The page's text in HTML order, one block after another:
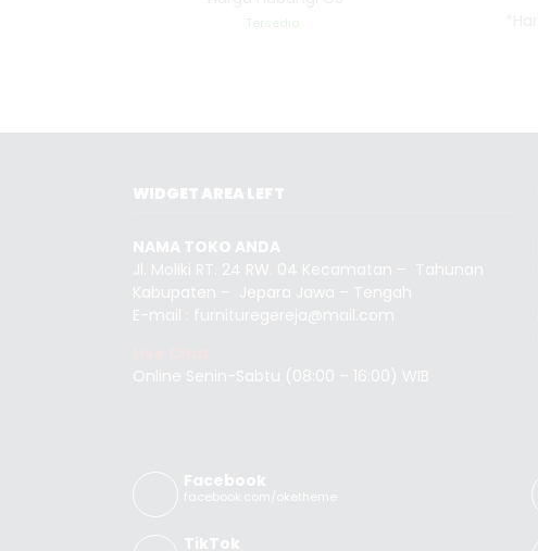
Tersedia
WIDGET AREA LEFT
NAMA TOKO ANDA
Jl. Moliki RT. 24 RW. 04 Kecamatan – Tahunan
Kabupaten – Jepara Jawa – Tengah
E-mail : furnituregereja@mail.com
Online Senin-Sabtu (08:00 – 16:00) WIB
Facebook
facebook.com/oketheme
TikTok